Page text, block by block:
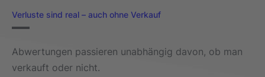
Verluste sind real – auch ohne Verkauf
Abwertungen passieren unabhängig davon, ob man
verkauft oder nicht.